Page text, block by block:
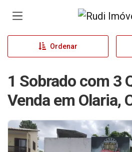
Página
Ordenar
1 Sobrado com 3
Venda em Olaria,